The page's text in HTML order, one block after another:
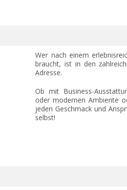
Wer nach einem
braucht, ist in den
Adresse.
Ob mit Business-
oder modernen Ambiente
jeden Geschmack und
selbst!